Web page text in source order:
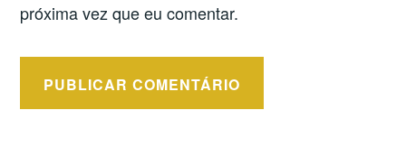
próxima vez que eu comentar.